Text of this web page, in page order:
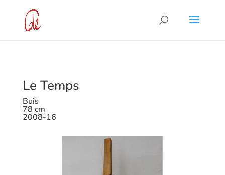
Le Temps
Buis
78 cm
2008-16